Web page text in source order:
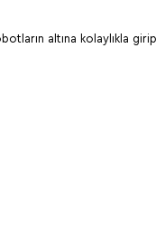
altına kolaylıkla